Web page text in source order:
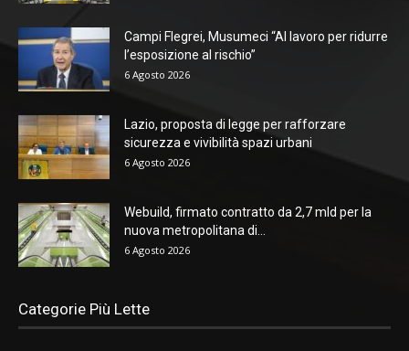
Campi Flegrei, Musumeci “Al lavoro per ridurre
l’esposizione al rischio”
6 Agosto 2026
Lazio, proposta di legge per rafforzare
sicurezza e vivibilità spazi urbani
6 Agosto 2026
Webuild, firmato contratto da 2,7 mld per la
nuova metropolitana di...
6 Agosto 2026
Categorie Più Lette